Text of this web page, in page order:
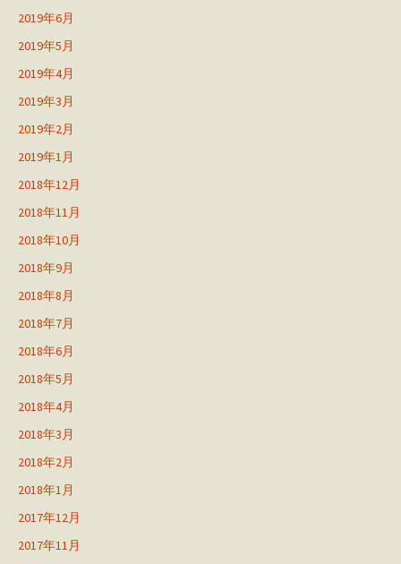
2019年6月
2019年5月
2019年4月
2019年3月
2019年2月
2019年1月
2018年12月
2018年11月
2018年10月
2018年9月
2018年8月
2018年7月
2018年6月
2018年5月
2018年4月
2018年3月
2018年2月
2018年1月
2017年12月
2017年11月